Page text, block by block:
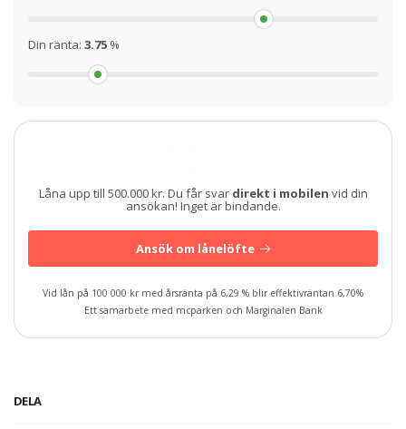
Din ränta: 3.75 %
Låna upp till 500.000 kr. Du får svar direkt i mobilen vid din
ansökan! Inget är bindande.
Ansök om lånelöfte
Vid lån på 100 000 kr med årsränta på 6,29 % blir effektivräntan 6,70%
Ett samarbete med mcparken och Marginalen Bank
DELA